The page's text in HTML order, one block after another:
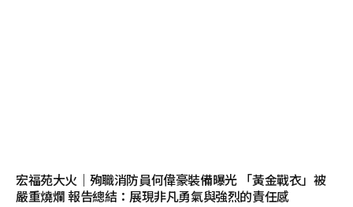
宏福苑大火｜殉職消防員何偉豪裝備曝光 「黃金戰衣」被
嚴重燒爛 報告總結：展現非凡勇氣與強烈的責任感